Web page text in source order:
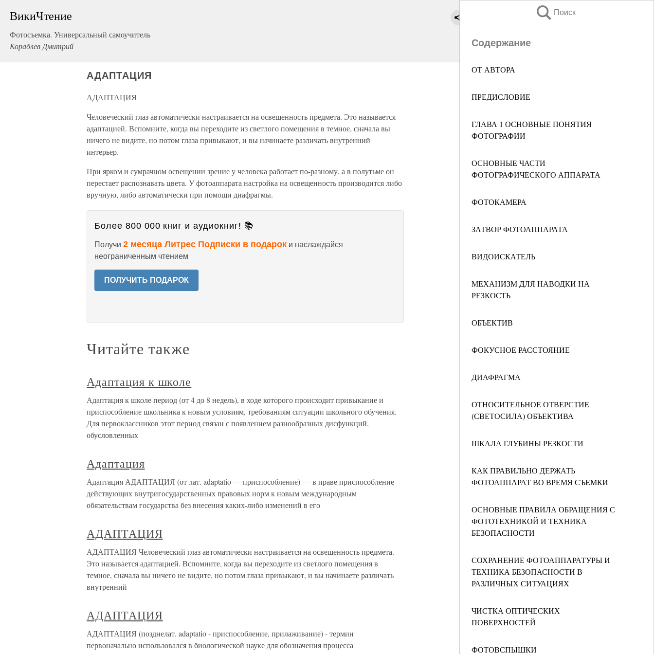
ВикиЧтение
Фотосъемка. Универсальный самоучитель
Кораблев Дмитрий
Поиск
Содержание
ОТ АВТОРА
ПРЕДИСЛОВИЕ
ГЛАВА 1 ОСНОВНЫЕ ПОНЯТИЯ
ФОТОГРАФИИ
ОСНОВНЫЕ ЧАСТИ
ФОТОГРАФИЧЕСКОГО АППАРАТА
ФОТОКАМЕРА
ЗАТВОР ФОТОАППАРАТА
ВИДОИСКАТЕЛЬ
МЕХАНИЗМ ДЛЯ НАВОДКИ НА
РЕЗКОСТЬ
ОБЪЕКТИВ
ФОКУСНОЕ РАССТОЯНИЕ
ДИАФРАГМА
ОТНОСИТЕЛЬНОЕ ОТВЕРСТИЕ
(СВЕТОСИЛА) ОБЪЕКТИВА
ШКАЛА ГЛУБИНЫ РЕЗКОСТИ
КАК ПРАВИЛЬНО ДЕРЖАТЬ
ФОТОАППАРАТ ВО ВРЕМЯ СЪЕМКИ
ОСНОВНЫЕ ПРАВИЛА ОБРАЩЕНИЯ С
ФОТОТЕХНИКОЙ И ТЕХНИКА
БЕЗОПАСНОСТИ
СОХРАНЕНИЕ ФОТОАППАРАТУРЫ И
ТЕХНИКА БЕЗОПАСНОСТИ В
РАЗЛИЧНЫХ СИТУАЦИЯХ
ЧИСТКА ОПТИЧЕСКИХ
ПОВЕРХНОСТЕЙ
ФОТОВСПЫШКИ
АДАПТАЦИЯ
АДАПТАЦИЯ
Человеческий глаз автоматически настраивается на освещенность предмета. Это называется
адаптацией. Вспомните, когда вы переходите из светлого помещения в темное, сначала вы
ничего не видите, но потом глаза привыкают, и вы начинаете различать внутренний
интерьер.
При ярком и сумрачном освещении зрение у человека работает по-разному, а в полутьме он
перестает распознавать цвета. У фотоаппарата настройка на освещенность производится либо
вручную, либо автоматически при помощи диафрагмы.
Более 800 000 книг и аудиокниг! 📚
Получи 2 месяца Литрес Подписки в подарок и наслаждайся
неограниченным чтением
ПОЛУЧИТЬ ПОДАРОК
Читайте также
Адаптация к школе
Адаптация к школе период (от 4 до 8 недель), в ходе которого происходит привыкание и
приспособление школьника к новым условиям, требованиям ситуации школьного обучения.
Для первоклассников этот период связан с появлением разнообразных дисфункций,
обусловленных
Адаптация
Адаптация АДАПТАЦИЯ (от лат. adaptatio — приспособление) — в праве приспособление
действующих внутригосударственных правовых норм к новым международным
обязательствам государства без внесения каких-либо изменений в его
АДАПТАЦИЯ
АДАПТАЦИЯ Человеческий глаз автоматически настраивается на освещенность предмета.
Это называется адаптацией. Вспомните, когда вы переходите из светлого помещения в
темное, сначала вы ничего не видите, но потом глаза привыкают, и вы начинаете различать
внутренний
АДАПТАЦИЯ
АДАПТАЦИЯ (позднелат. adaptatio - приспособление, прилаживание) - термин
первоначально использовался в биологической науке для обозначения процесса